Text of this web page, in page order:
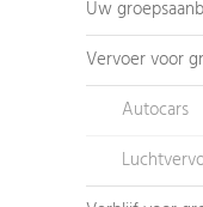
Uw
Vervoer voor
Autocars